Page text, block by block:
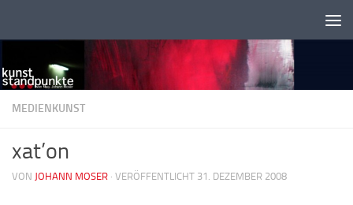
MEDIENKUNST
xat’on
VON JOHANN MOSER · VERÖFFENTLICHT 31. DEZEMBER 2008